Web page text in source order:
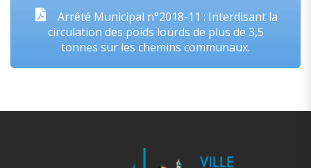
Arrêté Municipal n°2018-11 : Interdisant la
circulation des poids lourds de plus de 3,5
tonnes sur les chemins communaux.